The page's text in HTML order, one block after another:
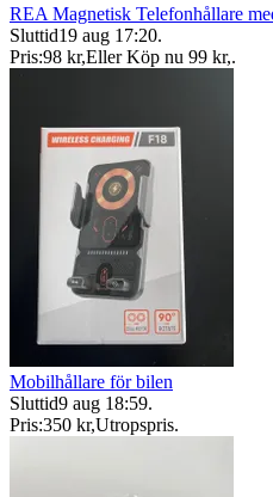
REA Magnetisk Telefonhållare
Sluttid19 aug 17:20.
Pris:98 kr,Eller Köp nu 99 kr,.
Mobilhållare för bilen
Sluttid9 aug 18:59.
Pris:350 kr,Utropspris.